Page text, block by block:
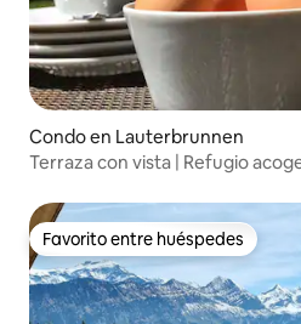
Condo en Lauterbrunnen
Terraza con vista | Refugio
Favorito entre huéspedes
Favorito entre huéspedes